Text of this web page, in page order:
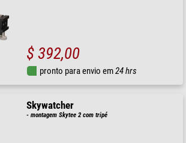
$ 392,00
pronto para envio em24 hrs
Skywatcher
- montagem Skytee 2 com tripé